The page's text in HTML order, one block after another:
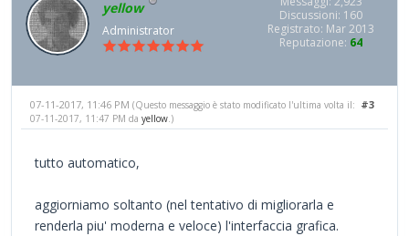
yellow
Administrator
Discussioni: 160
Registrato: Mar 2013
Reputazione: 64
#3
07-11-2017, 11:46 PM (Questo messaggio è stato modificato l'ultima volta il:
07-11-2017, 11:47 PM da yellow.)
tutto automatico,
aggiorniamo soltanto (nel tentativo di migliorarla e
renderla piu' moderna e veloce) l'interfaccia grafica.